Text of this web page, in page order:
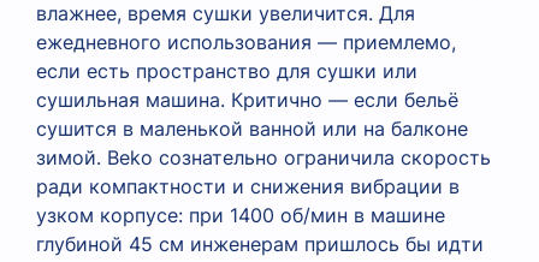
влажнее, время сушки увеличится. Для
ежедневного использования — приемлемо,
если есть пространство для сушки или
сушильная машина. Критично — если бельё
сушится в маленькой ванной или на балконе
зимой. Beko сознательно ограничила скорость
ради компактности и снижения вибрации в
узком корпусе: при 1400 об/мин в машине
глубиной 45 см инженерам пришлось бы идти